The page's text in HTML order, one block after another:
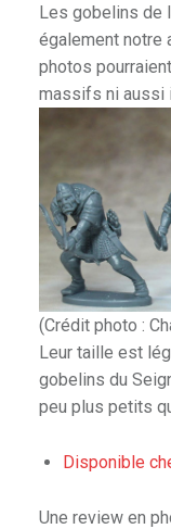
Les gobelins de
également notre
photos
massifs ni aussi
(Crédit photo :
Leur taille est
gobelins du
peu plus petits
Disponible
Une review en